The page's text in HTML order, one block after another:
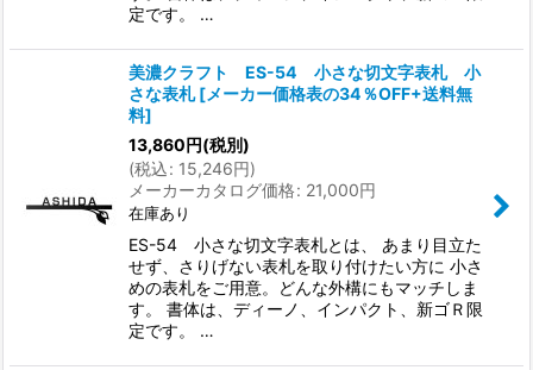
定です。 …
美濃クラフト ES-54 小さな切文字表札 小
さな表札 [メーカー価格表の34％OFF+送料無
料]
13,860円(税別)
(税込: 15,246円)
メーカーカタログ価格: 21,000円
在庫あり
ES-54 小さな切文字表札とは、 あまり目立た
せず、さりげない表札を取り付けたい方に 小さ
めの表札をご用意。どんな外構にもマッチしま
す。 書体は、ディーノ、インパクト、新ゴＲ限
定です。 …